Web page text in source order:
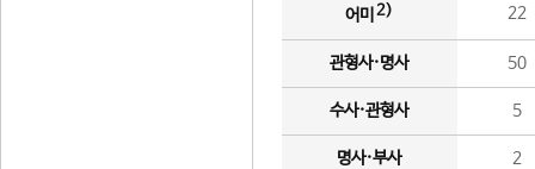
어미 2) 22
관형사·명사 50
수사·관형사 5
명사·부사 2